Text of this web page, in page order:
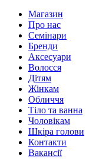
Магазин
Про нас
Семінари
Бренди
Аксесуари
Волосся
Дітям
Жінкам
Обличчя
Тіло та ванна
Чоловікам
Шкіра голови
Контакти
Вакансії